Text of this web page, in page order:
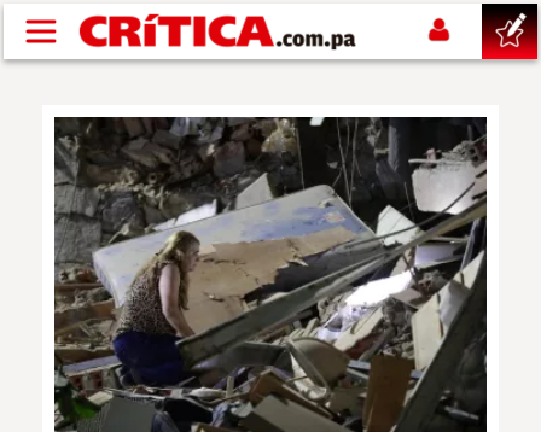
Pasar al contenido principal
SUCESOS
NACIONAL
POLÍTICA
SHOW